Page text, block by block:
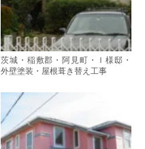
茨城・稲敷郡・阿見町・Ｉ様邸・
外壁塗装・屋根葺き替え工事